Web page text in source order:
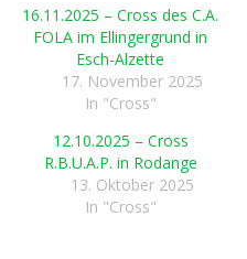
16.11.2025 – Cross des C.A.
FOLA im Ellingergrund in
Esch-Alzette
17. November 2025
In "Cross"
12.10.2025 – Cross
R.B.U.A.P. in Rodange
13. Oktober 2025
In "Cross"